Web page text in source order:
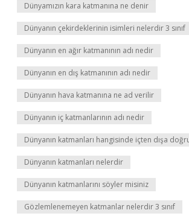
Dünyamızın kara katmanına ne denir
Dünyanın çekirdeklerinin isimleri nelerdir 3 sınıf
Dünyanın en ağır katmanının adı nedir
Dünyanın en dış katmanının adı nedir
Dünyanın hava katmanına ne ad verilir
Dünyanın iç katmanlarının adı nedir
Dünyanın katmanları hangisinde içten dışa
Dünyanın katmanları nelerdir
Dünyanın katmanlarını söyler misiniz
Gözlemlenemeyen katmanlar nelerdir 3 sınıf